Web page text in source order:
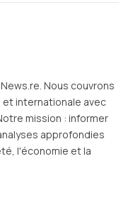
Nous couvrons
internationale avec
mission : informer
approfondies
l'économie et la